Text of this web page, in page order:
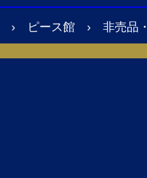
› ピース館 › 非売品